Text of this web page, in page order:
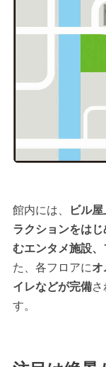
館内には、
ビル
ラクションをは
むエンタメ施設
た、各フロアにオ
イレなどが完備さ
す。